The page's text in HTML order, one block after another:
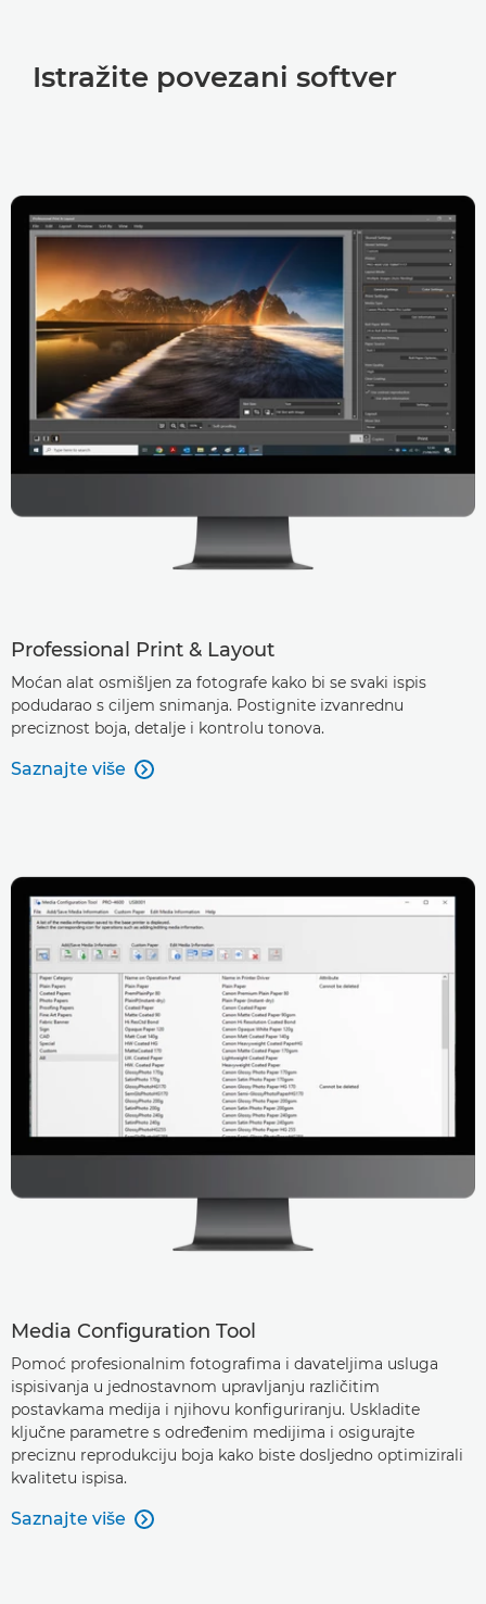
Istražite povezani softver
Professional Print & Layout
Moćan alat osmišljen za fotografe kako bi se svaki ispis
podudarao s ciljem snimanja. Postignite izvanrednu
preciznost boja, detalje i kontrolu tonova.
Saznajte više 
Media Configuration Tool
Pomoć profesionalnim fotografima i davateljima usluga
ispisivanja u jednostavnom upravljanju različitim
postavkama medija i njihovu konfiguriranju. Uskladite
ključne parametre s određenim medijima i osigurajte
preciznu reprodukciju boja kako biste dosljedno optimizirali
kvalitetu ispisa.
Saznajte više 